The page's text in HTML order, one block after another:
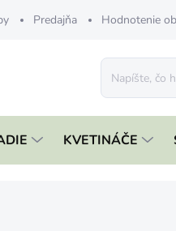
Predajňa Hodnotenie
KVETINÁČE